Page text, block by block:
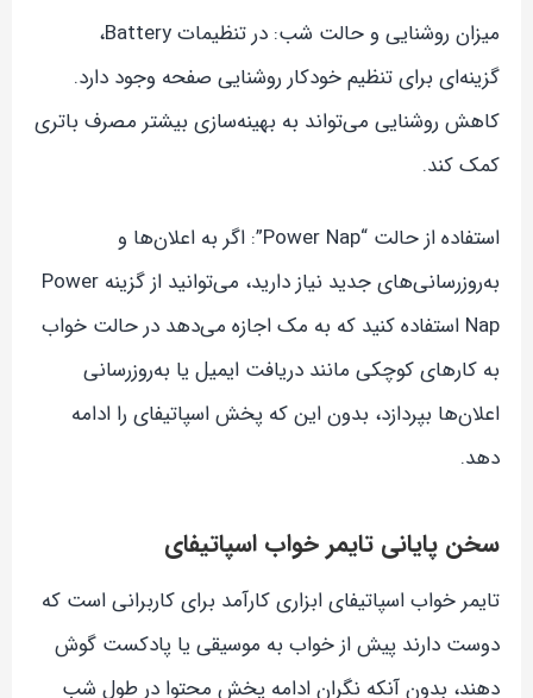
میزان روشنایی و حالت شب: در تنظیمات Battery،
گزینه‌ای برای تنظیم خودکار روشنایی صفحه وجود دارد.
کاهش روشنایی می‌تواند به بهینه‌سازی بیشتر مصرف باتری
کمک کند.
استفاده از حالت “Power Nap”: اگر به اعلان‌ها و
به‌روزرسانی‌های جدید نیاز دارید، می‌توانید از گزینه Power
Nap استفاده کنید که به مک اجازه می‌دهد در حالت خواب
به کارهای کوچکی مانند دریافت ایمیل یا به‌روزرسانی
اعلان‌ها بپردازد، بدون این که پخش اسپاتیفای را ادامه
دهد.
سخن پایانی تایمر خواب اسپاتیفای
تایمر خواب اسپاتیفای ابزاری کارآمد برای کاربرانی است که
دوست دارند پیش از خواب به موسیقی یا پادکست گوش
دهند، بدون آنکه نگران ادامه پخش محتوا در طول شب